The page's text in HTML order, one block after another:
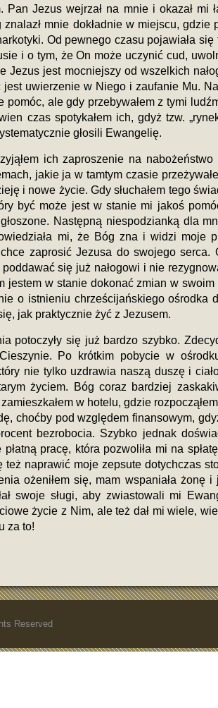
Pan Jezus wejrzał na mnie i okazał
mnie dokładnie w miejscu,
Od pewnego czasu pojawiała
i o tym, że On może uczynić cud,
Jezus jest mocniejszy od wszelkich
uwierzenie w Niego i zaufanie Mu.
pomóc, ale gdy przebywałem z tymi
czas spotykałem ich, gdyż tzw.
głosili Ewangelię.
ich zaproszenie na
jakie ja w tamtym czasie
i nowe życie. Gdy słuchałem tego
być może jest w stanie mi jakoś
głoszone. Następną niespodzianką dla
mi, że Bóg zna i widzi moje
zaprosić Jezusa do swojego serca.
poddawać się już nałogowi i nie
jestem w stanie dokonać zmian w
o istnieniu chrześcijańskiego
jak praktycznie żyć z Jezusem.
potoczyły się już bardzo szybko.
Po krótkim pobycie w
nie tylko uzdrawia naszą duszę i
życiem. Bóg coraz bardziej
w hotelu, gdzie
choćby pod względem finansowym,
bezrobocia. Szybko jednak
płatną pracę, która pozwoliła mi na
też naprawić moje zepsute dotychczas
ożeniłem się, mam wspaniała żonę
swoje sługi, aby zwiastowali mi
życie z Nim, ale też dał mi wiele,
za to!
Reserved
Porównując różne opcje, czytelnicy korzystają
порно, то переходите и смотрите